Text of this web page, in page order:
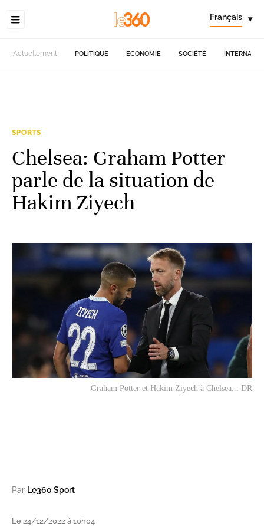
Français ▾
Actuellement POLITIQUE ECONOMIE SOCIÉTÉ
SPORTS
Chelsea: Graham Potter
parle de la situation de
Hakim Ziyech
Graham Potter et Hakim Ziyech à Chelsea. . DR
Par Le360 Sport
Le 24/12/2022 à 10h04